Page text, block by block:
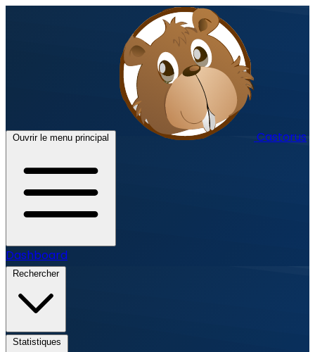
Ouvrir le menu principal Castorus
Dashboard
Rechercher
Statistiques